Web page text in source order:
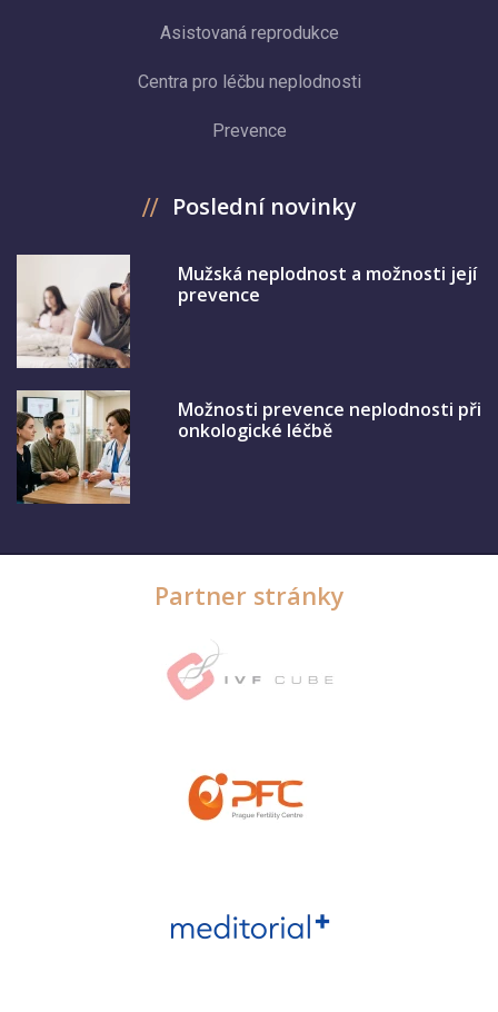
Asistovaná reprodukce
Centra pro léčbu neplodnosti
Prevence
Poslední novinky
Mužská neplodnost a možnosti její
prevence
Možnosti prevence neplodnosti při
onkologické léčbě
Partner stránky